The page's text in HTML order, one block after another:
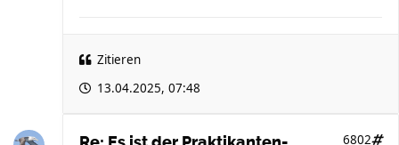
Zitieren
13.04.2025, 07:48
6802